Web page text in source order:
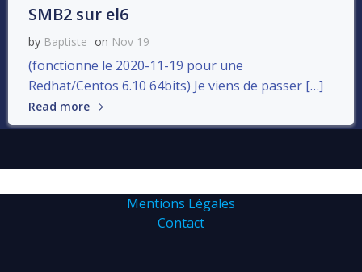
SMB2 sur el6
by Baptiste on Nov 19
(fonctionne le 2020-11-19 pour une
Redhat/Centos 6.10 64bits) Je viens de passer […]
Read more
Mentions Légales
Contact